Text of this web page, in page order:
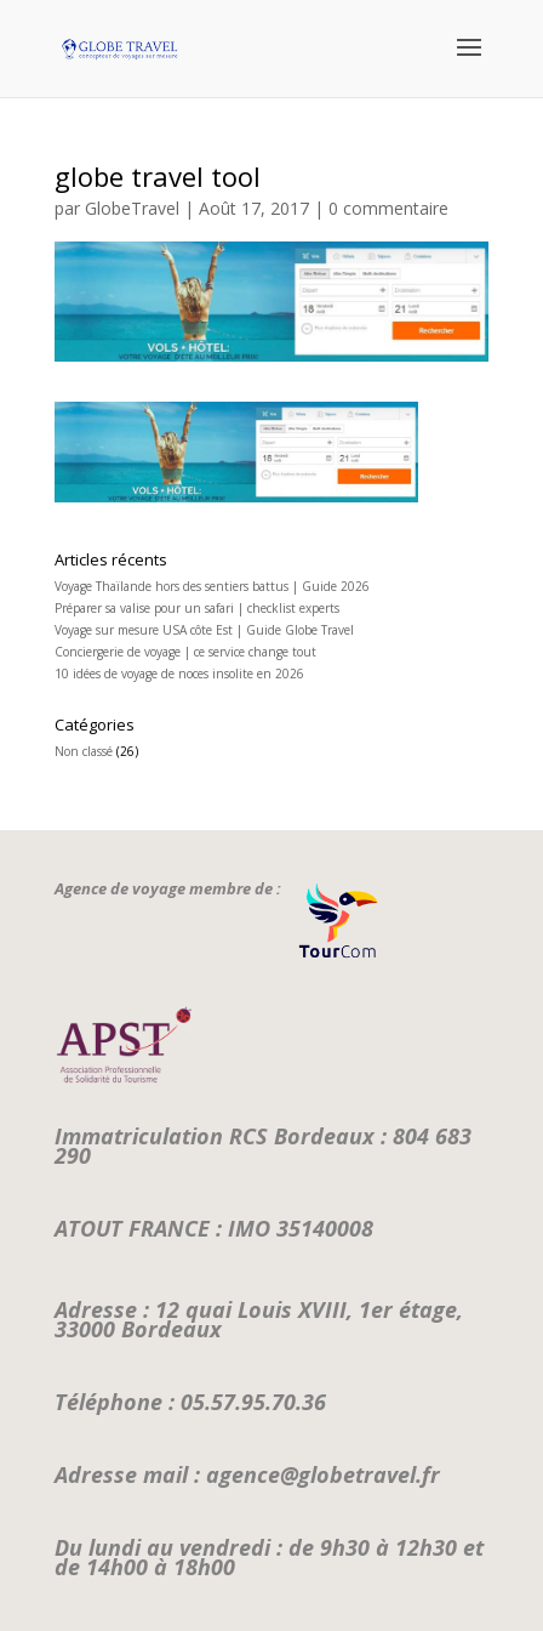
globe travel tool
par GlobeTravel | Août 17, 2017| 0 commentaire
Articles récents
Voyage Thaïlande hors des sentiers battus | Guide 2026
Préparer sa valise pour un safari | checklist experts
Voyage sur mesure USA côte Est | Guide Globe Travel
Conciergerie de voyage | ce service change tout
10 idées de voyage de noces insolite en 2026
Catégories
Non classé(26)
Agence de voyage membre de :
Immatriculation RCS Bordeaux : 804 683
290
ATOUT FRANCE : IMO 35140008
Adresse : 12 quai Louis XVIII, 1er étage,
33000 Bordeaux
Téléphone : 05.57.95.70.36
Adresse mail : agence@globetravel.fr
Du lundi au vendredi : de 9h30 à 12h30 et
de 14h00 à 18h00